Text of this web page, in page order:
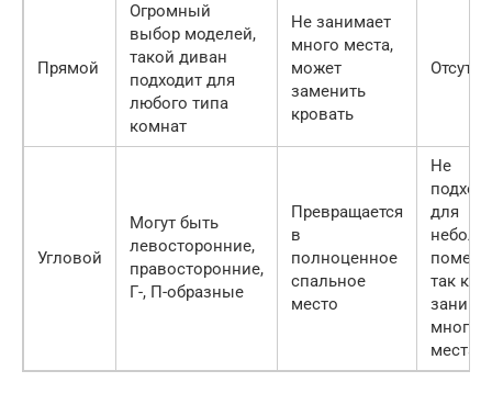
Прямой
Огромный
выбор моделей,
такой диван
подходит для
любого типа
комнат
Не занимает
много места,
может
заменить
кровать
Угловой
Могут быть
левосторонние,
правосторонние,
Г-, П-образные
Превращается
в
полноценное
спальное
место
Не
для
так как
много
места